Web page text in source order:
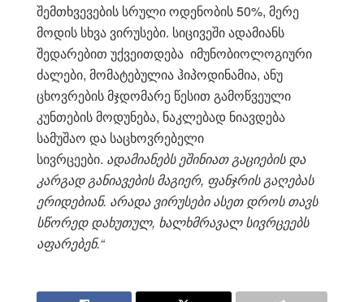
შემთხვევების სრული ოდენობის 50%, მერე
მოდის სხვა ვირუსები. სიცივეში ადამიანს
შედარებით უქვეითდება იმუნობიოლოგიური
ძალები, მომატებულია ჰიპოდინამია, ანუ
ცხოვრების მჯდომარე წესით გამოწვეული
კუნთების მოდუნება, ნაკლებად ნიავდება
სამუშაო და საცხოვრებელი
სივრცეები. ადამიანებს ეშინიათ გაციების და
კარგად განიავების მაგიერ, ფანჯრის გაღებას
ერიდებიან. არადა ვირუსები ასეთ დროს თავს
სწორედ დახუთულ, ხალხმრავალ სივრცეებს
აფარებენ.“